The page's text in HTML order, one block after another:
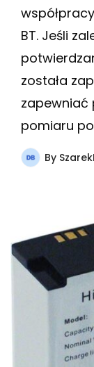
BT. Jeśli
została
zapewniać
pomiaru
By